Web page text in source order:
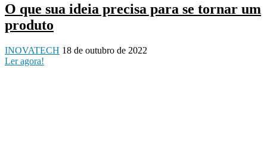
O que sua ideia precisa para se tornar um
produto
INOVATECH 18 de outubro de 2022
Ler agora!